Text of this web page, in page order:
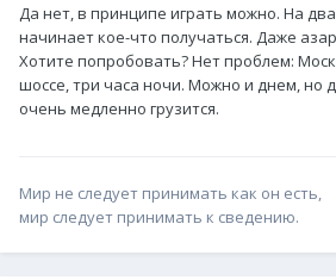
Да нет, в принципе играть можно. На
начинает кое-что получаться. Даже
Хотите попробовать? Нет проблем:
шоссе, три часа ночи. Можно и днем, но
очень медленно грузится.
Мир не следует принимать как он есть,
мир следует принимать к сведению.